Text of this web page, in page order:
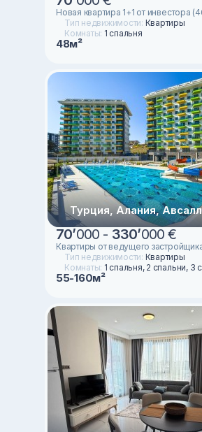
Новая квартира 1+1 от инвестора
Тип недвижимости: Квартиры
Комнаты: 1 спальня
48м²
Турция, Алания,
70’000 - 330’000 €
Квартиры от ведущего
Тип недвижимости: Квартиры
Комнаты: 1 спальня, 2 спальни, 3
55-160м²